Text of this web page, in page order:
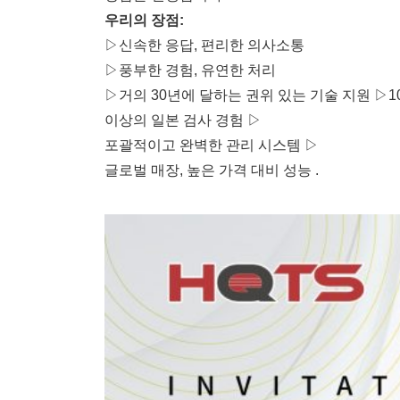
우리의 장점:
▷신속한 응답, 편리한 의사소통
▷풍부한 경험, 유연한 처리
▷거의 30년에 달하는 권위 있는 기술 지원
이상의 일본 검사 경험 ▷
포괄적이고 완벽한 관리 시스템 ▷
글로벌 매장, 높은 가격 대비 성능 .